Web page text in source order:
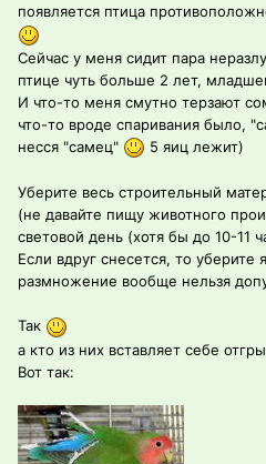
появляется птица
Сейчас у меня сидит пара
птице чуть больше 2 лет,
И что-то меня смутно терзают
что-то вроде спаривания было,
несся "самец"
5 яиц лежит)
Уберите весь строительный
(не давайте пищу животного
световой день (хотя бы до 10-11
Если вдруг снесется, то уберите
размножение вообще нельзя
Так
а кто из них вставляет себе
Вот так: